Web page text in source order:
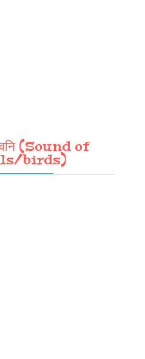
(Sound of
birds)